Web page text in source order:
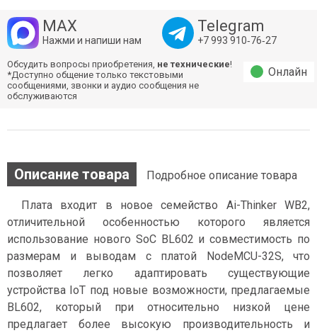
MAX
Нажми и напиши нам
Telegram
+7 993 910‑76‑27
Обсудить вопросы приобретения, не технические!
*Доступно общение только текстовыми
сообщениями, звонки и аудио сообщения не
обслуживаются
Онлайн
Описание товара Подробное описание товара
Плата входит в новое семейство Ai-Thinker WB2,
отличительной особенностью которого является
использование нового SoC BL602 и совместимость по
размерам и выводам с платой NodeMCU-32S, что
позволяет легко адаптировать существующие
устройства IoT под новые возможности, предлагаемые
BL602, который при относительно низкой цене
предлагает более высокую производительность и